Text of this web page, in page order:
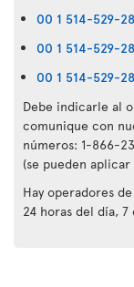
00 1 514-529-
00 1 514-529-
00 1 514-529-
Debe indicarle al
comunique con
números: 1-866-
(se pueden
Hay operadores
24 horas del día, 7